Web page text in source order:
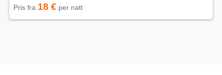
Pris fra 18 € per natt